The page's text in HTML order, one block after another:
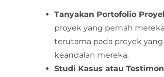
Tanyakan Portofolio
proyek yang pernah
terutama pada proyek
keandalan mereka.
Studi Kasus atau